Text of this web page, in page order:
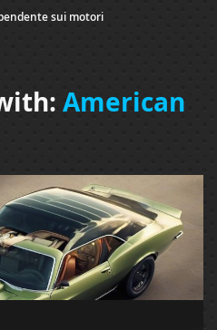
sui motori
American